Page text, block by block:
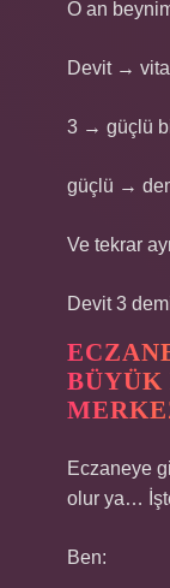
O an
Devit →
3 → güçlü
güçlü →
Ve tekrar
Devit 3
Eczaneye
olur ya…
Ben: